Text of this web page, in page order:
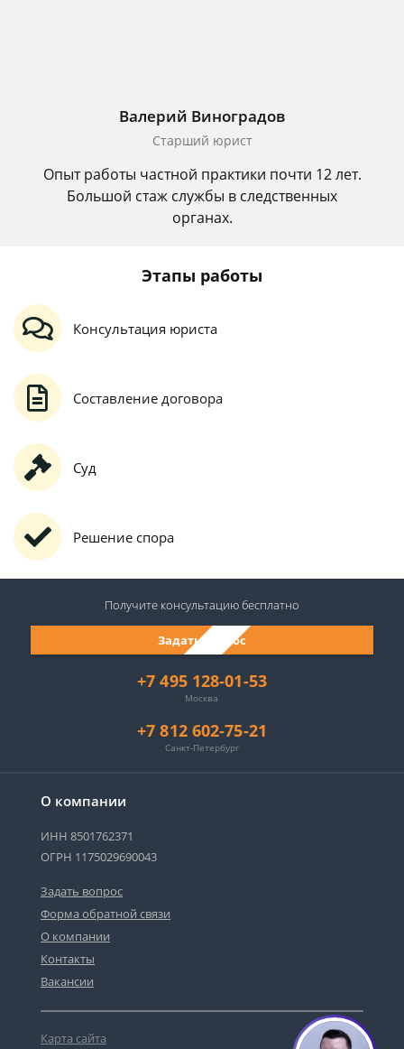
Валерий Виноградов
Старший юрист
Опыт работы частной практики почти 12 лет.
Большой стаж службы в следственных
органах.
Этапы работы
Консультация юриста
Составление договора
Суд
Решение спора
О компании
ИНН 8501762371
ОГРН 1175029690043
Задать вопрос
Форма обратной связи
О компании
Контакты
Вакансии
Карта сайта
+7 495 128-01-53
Москва
+7 812 602-75-21
Санкт-Петербург
Задать вопрос
Получите консультациюбесплатно